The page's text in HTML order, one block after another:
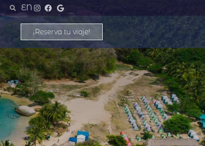
EN
¡Reserva tu viaje!